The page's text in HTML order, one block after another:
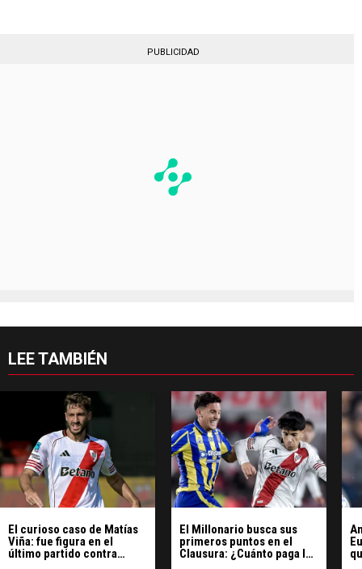
PUBLICIDAD
LEE TAMBIÉN
El curioso caso de Matías
Viña: fue figura en el
último partido contra
El Millonario busca sus
primeros puntos en el
Clausura: ¿Cuánto paga la